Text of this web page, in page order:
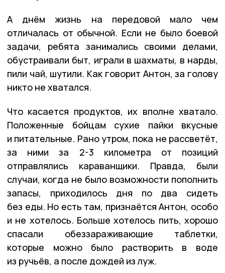
А днём жизнь на передовой мало чем
отличалась от обычной. Если не было боевой
задачи, ребята занимались своими делами,
обустраивали быт, играли в шахматы, в нарды,
пили чай, шутили. Как говорит Антон, за голову
никто не хватался.
Что касается продуктов, их вполне хватало.
Положенные бойцам сухие пайки вкусные
и питательные. Рано утром, пока не рассветёт,
за ними за 2-3 километра от позиций
отправлялись караванщики. Правда, были
случаи, когда не было возможности пополнить
запасы, приходилось дня по два сидеть
без еды. Но есть там, признаётся Антон, особо
и не хотелось. Больше хотелось пить, хорошо
спасали обеззараживающие таблетки,
которые можно было растворить в воде
из ручьёв, а после дождей из луж.